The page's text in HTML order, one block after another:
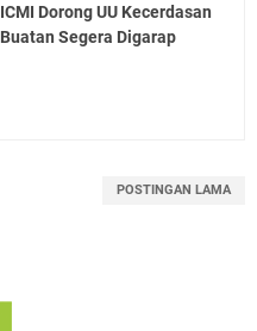
ICMI Dorong UU Kecerdasan
Buatan Segera Digarap
POSTINGAN LAMA